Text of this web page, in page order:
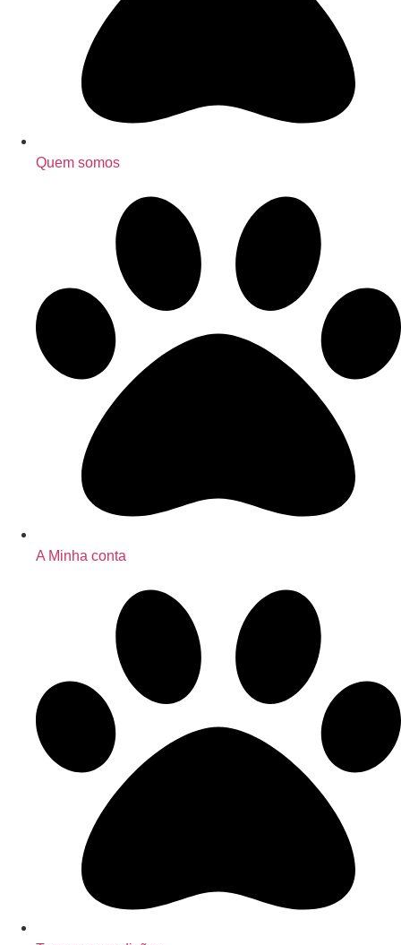
Quem somos
A Minha conta